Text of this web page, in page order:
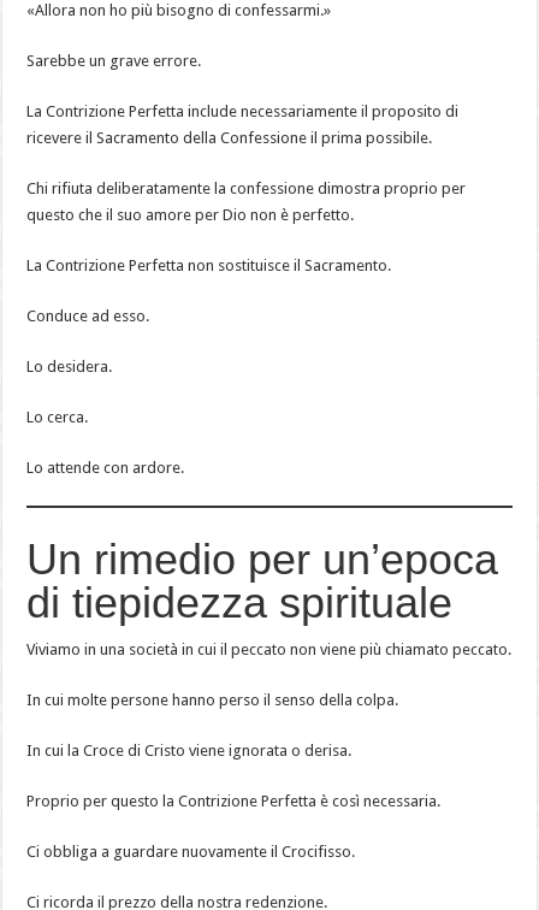
«Allora non ho più bisogno di confessarmi.»
Sarebbe un grave errore.
La Contrizione Perfetta include necessariamente il proposito di
ricevere il Sacramento della Confessione il prima possibile.
Chi rifiuta deliberatamente la confessione dimostra proprio per
questo che il suo amore per Dio non è perfetto.
La Contrizione Perfetta non sostituisce il Sacramento.
Conduce ad esso.
Lo desidera.
Lo cerca.
Lo attende con ardore.
Un rimedio per un’epoca
di tiepidezza spirituale
Viviamo in una società in cui il peccato non viene più chiamato peccato.
In cui molte persone hanno perso il senso della colpa.
In cui la Croce di Cristo viene ignorata o derisa.
Proprio per questo la Contrizione Perfetta è così necessaria.
Ci obbliga a guardare nuovamente il Crocifisso.
Ci ricorda il prezzo della nostra redenzione.